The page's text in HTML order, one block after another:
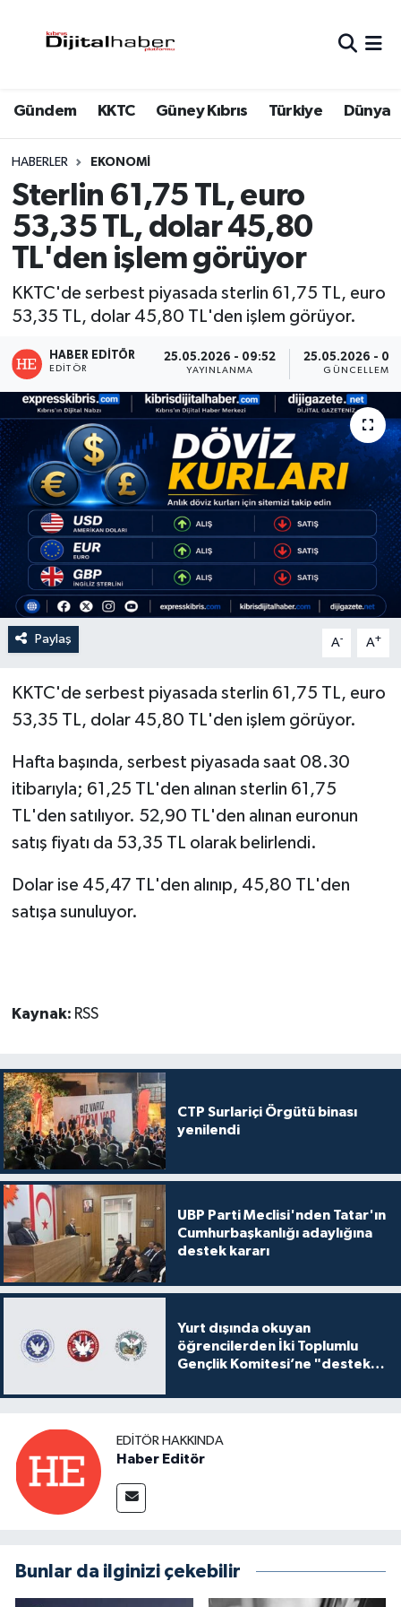
Gündem KKTC Güney Kıbrıs Türkiye Dünya
HABERLER EKONOMI
Sterlin 61,75 TL, euro
53,35 TL, dolar 45,80
TL'den işlem görüyor
KKTC'de serbest piyasada sterlin 61,75 TL, euro
53,35 TL, dolar 45,80 TL'den işlem görüyor.
HABER EDITÖR
EDITÖR
25.05.2026 - 09:52
YAYINLANMA
25.05.2026 -
GÜNCELLEME
Paylaş A- A+
KKTC'de serbest piyasada sterlin 61,75 TL, euro
53,35 TL, dolar 45,80 TL'den işlem görüyor.
Hafta başında, serbest piyasada saat 08.30
itibarıyla; 61,25 TL'den alınan sterlin 61,75
TL'den satılıyor. 52,90 TL'den alınan euronun
satış fiyatı da 53,35 TL olarak belirlendi.
Dolar ise 45,47 TL'den alınıp, 45,80 TL'den
satışa sunuluyor.
Kaynak: RSS
CTP Surlariçi Örgütü binası
yenilendi
UBP Parti Meclisi'nden Tatar'ın
Cumhurbaşkanlığı adaylığına
destek kararı
Yurt dışında okuyan
öğrencilerden İki Toplumlu
Gençlik Komitesi’ne "destek
EDITÖR HAKKINDA
Haber Editör
Bunlar da ilginizi çekebilir
Trafik Durumu
Süper Lig Puan Durumu ve Fikstür
Tüm Manşetler
Son Dakika Haberleri
Haber Arşivi